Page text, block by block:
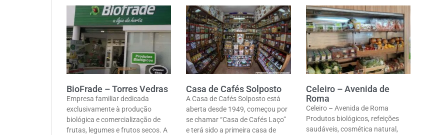
BioFrade – Torres Vedras
Empresa familiar dedicada
exclusivamente à produção
biológica e comercialização de
frutas, legumes e frutos secos. A
Casa de Cafés Solposto
A Casa de Cafés Solposto está
aberta desde 1949, começou por
se chamar “Casa de Cafés Laço”
e terá sido a primeira casa de
Celeiro – Avenida de
Roma
Celeiro – Avenida de Roma
Produtos biológicos, refeições
saudáveis, cosmética natural,